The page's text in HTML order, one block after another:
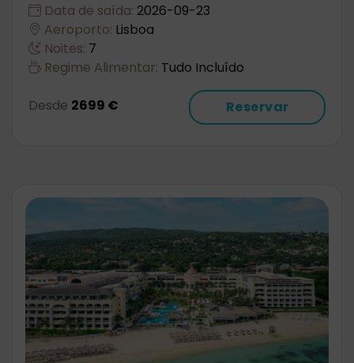
Data de saída: 2026-09-23
Aeroporto: Lisboa
Noites: 7
Regime Alimentar: Tudo Incluído
Desde 2699 € Reservar